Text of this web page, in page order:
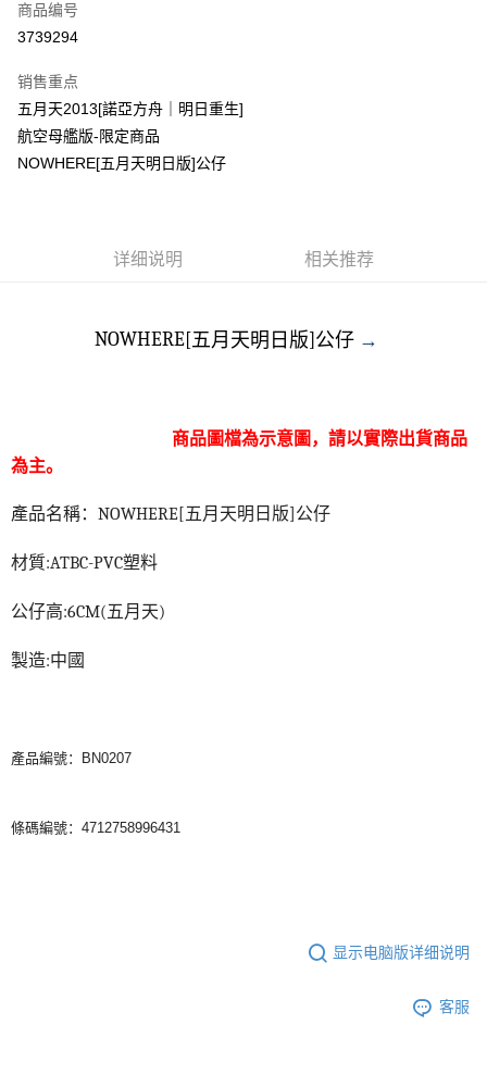
超商取货付款
Apple Pay
悠遊付
每笔NT$65，满NT$1,000(含以上)免运费
每笔NT$65，满NT$1,000(含以上)免运费
付款後7-11取貨
每笔NT$85，满NT$1,000(含以上)免运费
商品编号
3739294
销售重点
五月天2013[諾亞方舟｜明日重生]
航空母艦版-限定商品
NOWHERE[五月天明日版]公仔
详细说明 相关推荐
NOWHERE[五月天明日版] 公仔 →
商品圖檔為示意圖，請以實際出貨商品
為主。
產品名稱： NOWHERE[五月天明日版] 公仔
材質:ATBC-PVC塑料
公仔高:6CM(五月天)
製造:中國
產品編號：BN0207
條碼編號：4712758996431
显示电脑版详细说明
客服